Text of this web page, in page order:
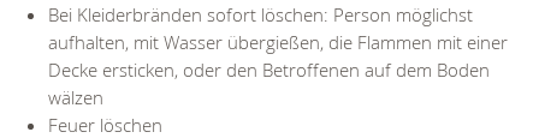
Bei Kleiderbränden sofort löschen: Person möglichst
aufhalten, mit Wasser übergießen, die Flammen mit einer
Decke ersticken, oder den Betroffenen auf dem Boden
wälzen
Feuer löschen